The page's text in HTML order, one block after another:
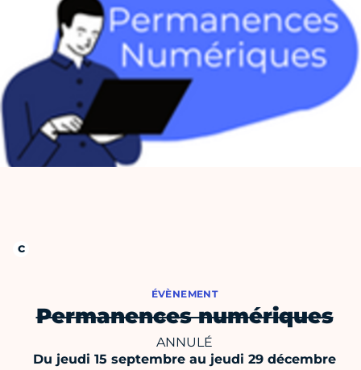
ÉVÈNEMENT
Permanences numériques
ANNULÉ
Du jeudi 15 septembre au jeudi 29 décembre